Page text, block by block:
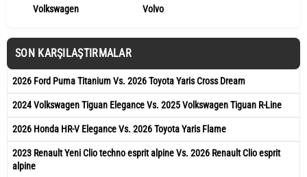
Volkswagen Volvo
SON KARŞILAŞTIRMALAR
2026 Ford Puma Titanium Vs. 2026 Toyota Yaris Cross Dream
2024 Volkswagen Tiguan Elegance Vs. 2025 Volkswagen Tiguan R-Line
2026 Honda HR-V Elegance Vs. 2026 Toyota Yaris Flame
2023 Renault Yeni Clio techno esprit alpine Vs. 2026 Renault Clio esprit
alpine